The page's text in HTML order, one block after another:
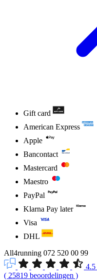
Gift card
American Express
Apple
Bancontact
Mastercard
Maestro
PayPal
Klarna Pay later
Visa
DHL
All4running 072 520 00 99
4.5
( 25819 beoordelingen )